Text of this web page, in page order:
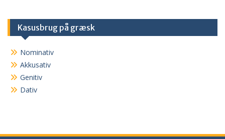
Kasusbrug på græsk
Nominativ
Akkusativ
Genitiv
Dativ